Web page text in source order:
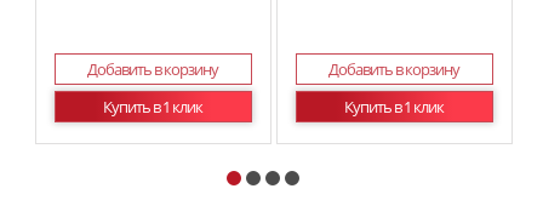
Добавить в корзину
Купить в 1 клик
Добавить в корзину
Купить в 1 клик